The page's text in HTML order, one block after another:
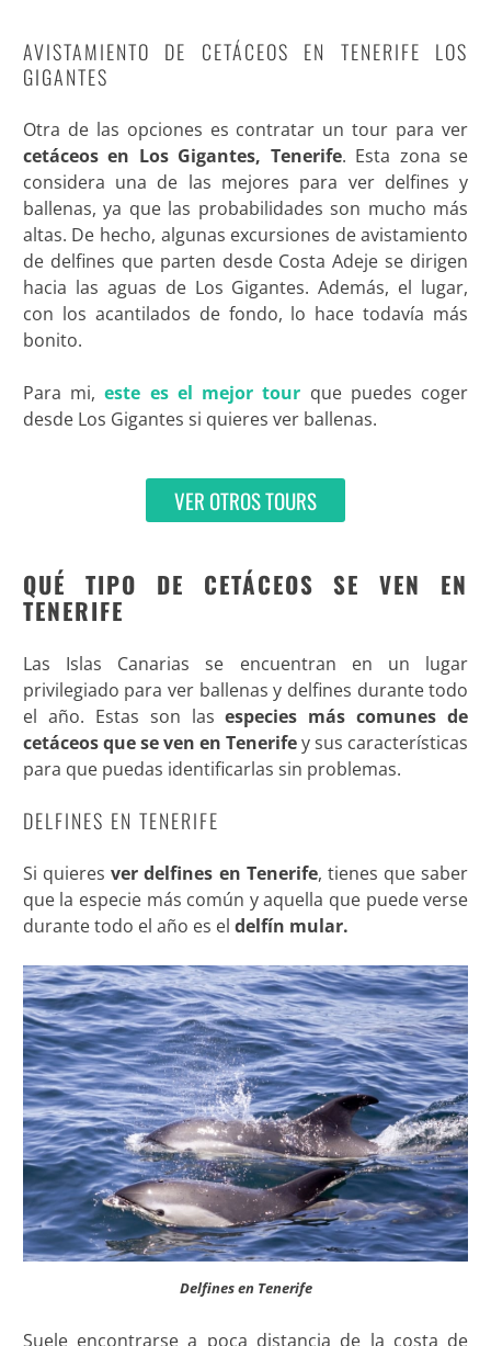
AVISTAMIENTO DE CETÁCEOS EN TENERIFE LOS
GIGANTES
Otra de las opciones es contratar un tour para ver
cetáceos en Los Gigantes, Tenerife. Esta zona se
considera una de las mejores para ver delfines y
ballenas, ya que las probabilidades son mucho más
altas. De hecho, algunas excursiones de avistamiento
de delfines que parten desde Costa Adeje se dirigen
hacia las aguas de Los Gigantes. Además, el lugar,
con los acantilados de fondo, lo hace todavía más
bonito.
Para mi, este es el mejor tour que puedes coger
desde Los Gigantes si quieres ver ballenas.
VER OTROS TOURS
QUÉ TIPO DE CETÁCEOS SE VEN EN
TENERIFE
Las Islas Canarias se encuentran en un lugar
privilegiado para ver ballenas y delfines durante todo
el año. Estas son lasespecies más comunes de
cetáceos que se ven en Tenerifey sus características
para que puedas identificarlas sin problemas.
DELFINES EN TENERIFE
Si quieresver delfines en Tenerife, tienes que saber
que la especie más común y aquella que puede verse
durante todo el año es el delfín mular.
Delfines en Tenerife
Suele encontrarse a poca distancia de la costa de